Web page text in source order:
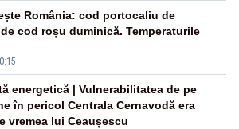
România: cod portocaliu de
cod roșu duminică. Temperaturile
energetică | Vulnerabilitatea de pe
în pericol Centrala Cernavodă era
vremea lui Ceaușescu